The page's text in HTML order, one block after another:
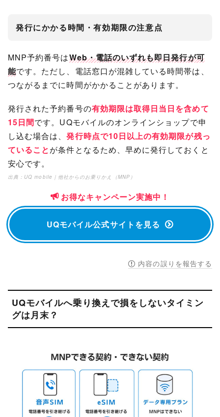
発行にかかる時間・有効期限の注意点
MNP予約番号はWeb・電話のいずれも即日発行が可
能です。ただし、電話窓口が混雑している時間帯は、
つながるまでに時間がかかることがあります。
発行された予約番号の有効期限は取得日当日を含めて
15日間です。UQモバイルのオンラインショップで申
し込む場合は、発行時点で10日以上の有効期限が残っ
ていることが条件となるため、早めに発行しておくと
安心です。
出典： UQ mobile｜他社からのお乗りかえ（MNP）
お得なキャンペーン実施中！
UQモバイル公式サイトを見る
内容の誤りを報告する
UQモバイルへ乗り換えで損をしないタイミン
グは月末？